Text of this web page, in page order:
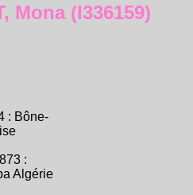
Mona (I336159)
: Bône-
:
Algérie